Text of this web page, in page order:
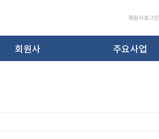
회원사로그인
회원사 주요사업